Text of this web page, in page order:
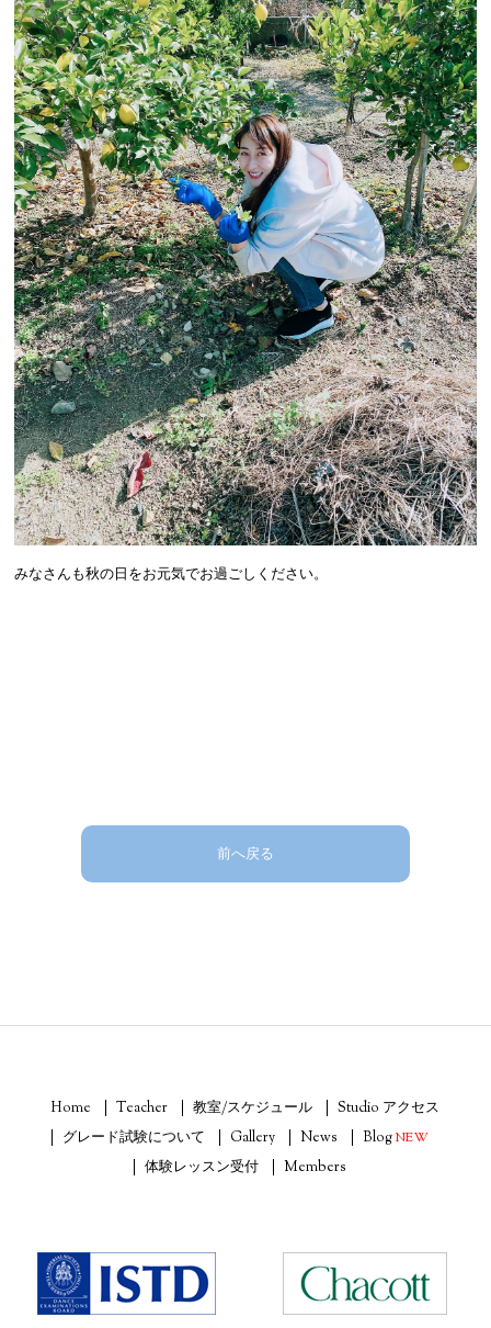
みなさんも秋の日をお元気でお過ごしください。
前へ戻る
Home Teacher 教室/スケジュール
Studio アクセス
グレード試験について
Gallery News BlogNEW
体験レッスン受付
Members